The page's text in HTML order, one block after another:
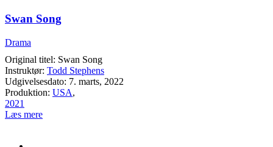
Swan Song
Drama
Original titel: Swan Song
Instruktør: Todd Stephens
Udgivelsesdato: 7. marts, 2022
Produktion: USA,
2021
Læs mere